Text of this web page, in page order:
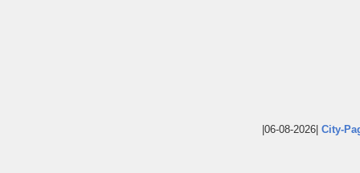
|06-08-2026| City-